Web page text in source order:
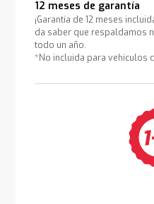
12 meses de garantía
¡Garantía de 12 meses
da saber que respaldamos
todo un año.
*No incluida para vehículos